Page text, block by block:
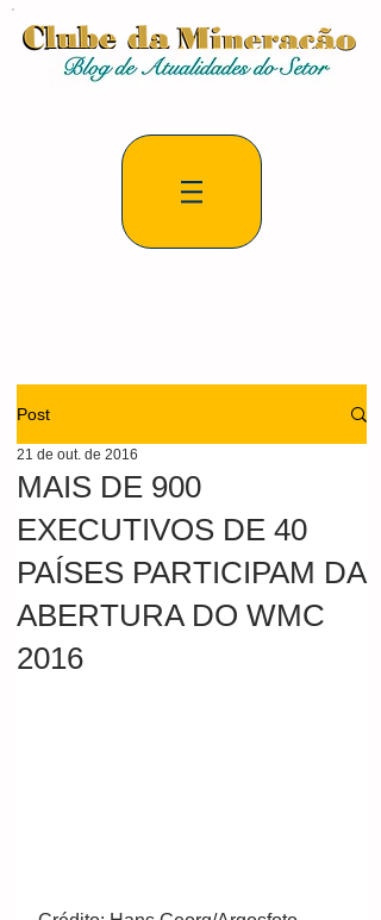
Post
MAIS DE 900
EXECUTIVOS DE 40
PAÍSES PARTICIPAM DA
ABERTURA DO WMC
2016
21 de out. de 2016